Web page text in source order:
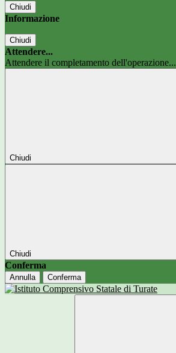
Chiudi
Informazione
Chiudi
Attendere...
Attendere il completamento dell'operazione...
Chiudi
Chiudi
Conferma
Annulla Conferma